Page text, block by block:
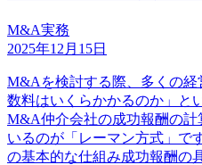
M&A実務
2025年12月15日
M&Aを検討する際、多くの
数料はいくらかかるのか」と
M&A仲介会社の成功報酬の計
いるのが「レーマン方式」で
の基本的な仕組み成功報酬の